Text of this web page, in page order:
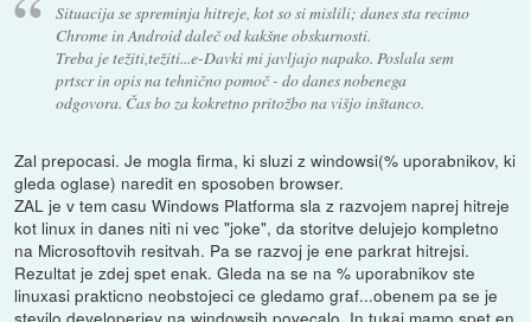
Situacija se spreminja hitreje, kot so si mislili; danes sta recimo
Chrome in Android daleč od kakšne obskurnosti.
Treba je težiti,težiti...e-Davki mi javljajo napako. Poslala sem
prtscr in opis na tehnično pomoč - do danes nobenega
odgovora. Čas bo za kokretno pritožbo na višjo inštanco.
Zal prepocasi. Je mogla firma, ki sluzi z windowsi(% uporabnikov, ki
gleda oglase) naredit en sposoben browser.
ZAL je v tem casu Windows Platforma sla z razvojem naprej hitreje
kot linux in danes niti ni vec "joke", da storitve delujejo kompletno
na Microsoftovih resitvah. Pa se razvoj je ene parkrat hitrejsi.
Rezultat je zdej spet enak. Gleda na se na % uporabnikov ste
linuxasi prakticno neobstojeci ce gledamo graf...obenem pa se je